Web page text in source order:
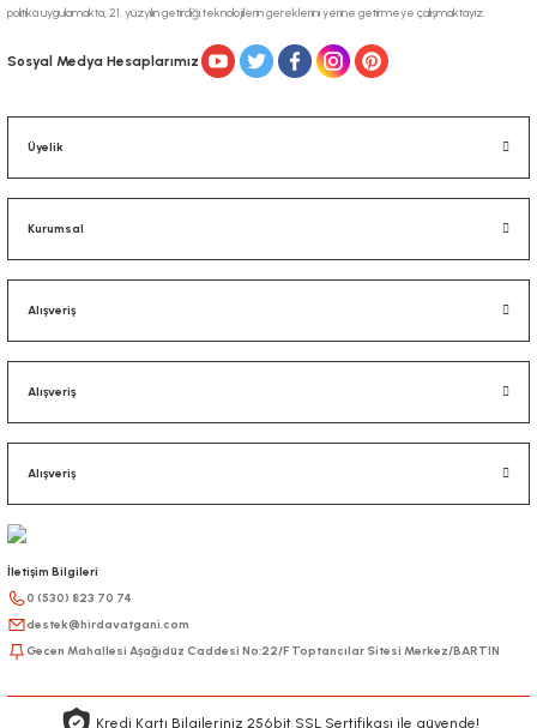
politika uygulamakta, 21. yüzyılın getirdiği teknolojilerin gereklerini yerine getirmeye çalışmaktayız.
Sosyal Medya Hesaplarımız
Üyelik
Kurumsal
Alışveriş
Alışveriş
Alışveriş
İletişim Bilgileri
0 (530) 823 70 74
destek@hirdavatgani.com
Gecen Mahallesi Aşağıdüz Caddesi No:22/F Toptancılar Sitesi Merkez/BARTIN
Kredi Kartı Bilgileriniz 256bit SSL Sertifikası ile güvende!